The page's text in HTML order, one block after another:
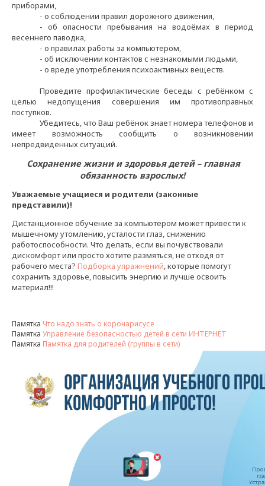
приборами,
- о соблюдении правил дорожного движения,
- об опасности пребывания на водоёмах в период
весеннего паводка,
- о правилах работы за компьютером,
- об исключении контактов с незнакомыми людьми,
- о вреде употребления психоактивных веществ.
Проведите профилактические беседы с ребёнком с
целью недопущения совершения им противоправных
поступков.
Убедитесь, что Ваш ребёнок знает номера телефонов и
имеет возможность сообщить о возникновении
непредвиденных ситуаций.
Сохранение жизни и здоровья детей – главная
обязанность взрослых!
Уважаемые учащиеся и родители (законные
представили)!
Дистанционное обучение за компьютером может привести к
мышечному утомлению, усталости глаз, снижению
работоспособности. Что делать, если вы почувствовали
дискомфорт или просто хотите размяться, не отходя от
рабочего места? Подборка упражнений, которые помогут
сохранить здоровье, повысить энергию и лучше освоить
материал!!!
Памятка Что надо знать о коронарисусе
Памятка Управление безопасностью детей в сети ИНТЕРНЕТ
Памятка Памятка для родителей (группы в сети)